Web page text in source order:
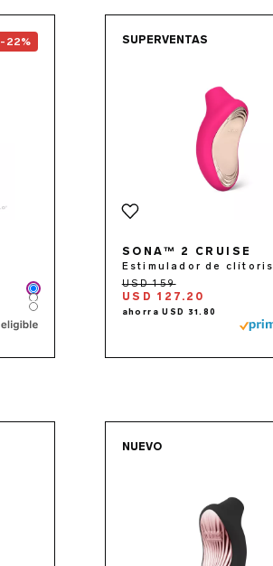
-22%
Color
Color
Color
SUPERVENTAS
SONA™ 2 CRUISE
Estimulador de clítoris
USD 127.20
NUEVO